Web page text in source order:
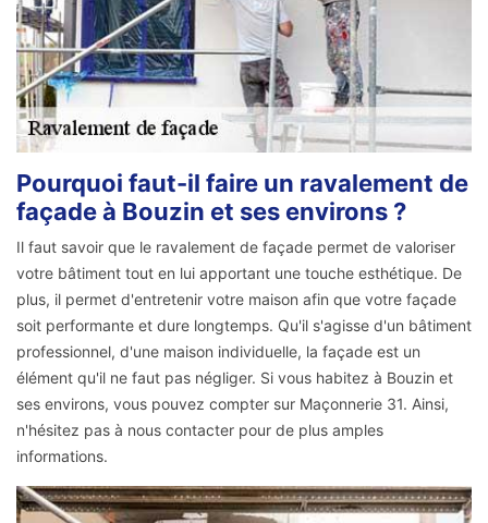
Pourquoi faut-il faire un ravalement de
façade à Bouzin et ses environs ?
Il faut savoir que le ravalement de façade permet de valoriser
votre bâtiment tout en lui apportant une touche esthétique. De
plus, il permet d'entretenir votre maison afin que votre façade
soit performante et dure longtemps. Qu'il s'agisse d'un bâtiment
professionnel, d'une maison individuelle, la façade est un
élément qu'il ne faut pas négliger. Si vous habitez à Bouzin et
ses environs, vous pouvez compter sur Maçonnerie 31. Ainsi,
n'hésitez pas à nous contacter pour de plus amples
informations.